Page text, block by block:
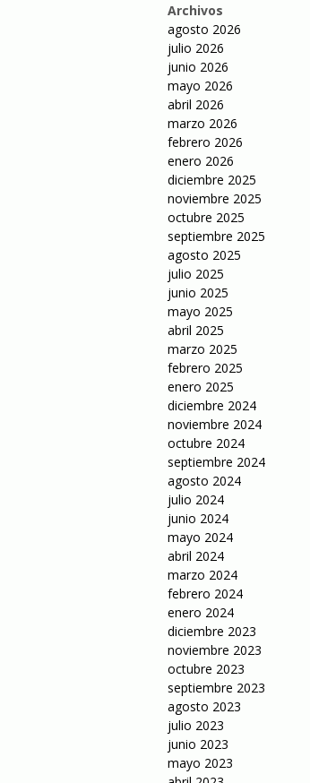
Archivos
agosto 2026
julio 2026
junio 2026
mayo 2026
abril 2026
marzo 2026
febrero 2026
enero 2026
diciembre 2025
noviembre 2025
octubre 2025
septiembre 2025
agosto 2025
julio 2025
junio 2025
mayo 2025
abril 2025
marzo 2025
febrero 2025
enero 2025
diciembre 2024
noviembre 2024
octubre 2024
septiembre 2024
agosto 2024
julio 2024
junio 2024
mayo 2024
abril 2024
marzo 2024
febrero 2024
enero 2024
diciembre 2023
noviembre 2023
octubre 2023
septiembre 2023
agosto 2023
julio 2023
junio 2023
mayo 2023